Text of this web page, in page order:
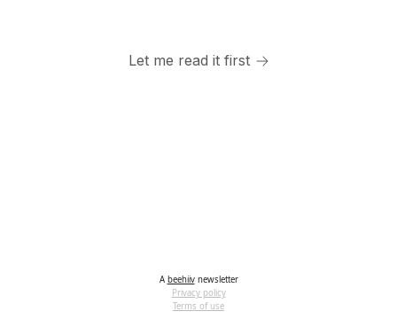
Let me read it first
A beehiivnewsletter
Privacy policy
Terms of use